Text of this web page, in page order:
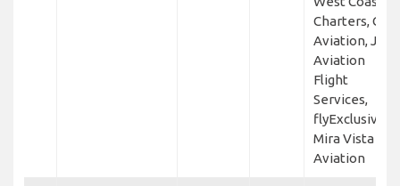
Charters, CTP
Aviation, Jet
Aviation
Flight
Services,
flyExclusive,
Mira Vista
Aviation